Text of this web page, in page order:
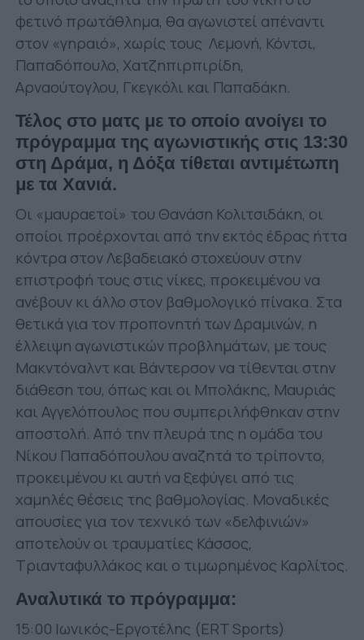
φετινό πρωτάθλημα, θα αγωνιστεί απέναντι
στον «γηραιό», χωρίς τους Λεμονή, Κόντσι,
Παπαδόπουλο, Χατζηπιρπιρίδη,
Αρναούτογλου, Γκεγκόλι και Παπαδάκη.
Τέλος στο ματς με το οποίο ανοίγει το
πρόγραμμα της αγωνιστικής στις 13:30
στη Δράμα, η Δόξα τίθεται αντιμέτωπη
με τα Χανιά.
Οι «μαυραετοί» του Θανάση Κολιτσιδάκη, οι
οποίοι προέρχονται από την εκτός έδρας ήττα
κόντρα στον Λεβαδειακό στοχεύουν στην
επιστροφή τους στις νίκες, προκειμένου να
ανέβουν κι άλλο στον βαθμολογικό πίνακα. Στα
θετικά για τον προπονητή των Δραμινών, η
έλλειψη αγωνιστικών προβλημάτων, με τους
Μακντόναλντ και Βάντερσον να τίθενται στην
διάθεση του, όπως και οι Μπολάκης, Μαυριάς
και Αγγελόπουλος που συμπεριλήφθηκαν στην
αποστολή. Από την πλευρά της η ομάδα του
Νίκου Παπαδόπουλου αναζητά το τρίποντο,
προκειμένου κι αυτή να ξεφύγει από τις
χαμηλές θέσεις της βαθμολογίας. Μοναδικές
απουσίες για τον τεχνικό των «δελφινιών»
αποτελούν οι τραυματίες Κάσσος,
Τριανταφυλλάκος και ο τιμωρημένος Καρλίτος.
Αναλυτικά το πρόγραμμα:
15:00 Ιωνικός-Εργοτέλης (ERT Sports)